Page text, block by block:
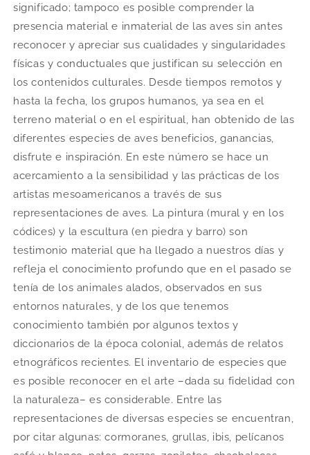
significado; tampoco es posible comprender la
presencia material e inmaterial de las aves sin antes
reconocer y apreciar sus cualidades y singularidades
físicas y conductuales que justifican su selección en
los contenidos culturales. Desde tiempos remotos y
hasta la fecha, los grupos humanos, ya sea en el
terreno material o en el espiritual, han obtenido de las
diferentes especies de aves beneficios, ganancias,
disfrute e inspiración. En este número se hace un
acercamiento a la sensibilidad y las prácticas de los
artistas mesoamericanos a través de sus
representaciones de aves. La pintura (mural y en los
códices) y la escultura (en piedra y barro) son
testimonio material que ha llegado a nuestros días y
refleja el conocimiento profundo que en el pasado se
tenía de los animales alados, observados en sus
entornos naturales, y de los que tenemos
conocimiento también por algunos textos y
diccionarios de la época colonial, además de relatos
etnográficos recientes. El inventario de especies que
es posible reconocer en el arte –dada su fidelidad con
la naturaleza– es considerable. Entre las
representaciones de diversas especies se encuentran,
por citar algunas: cormoranes, grullas, ibis, pelícanos